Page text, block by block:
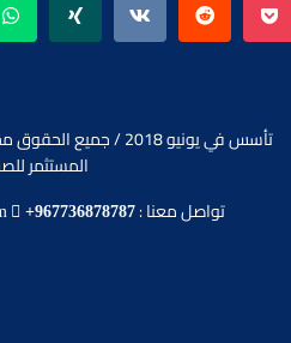
تأسس في يونيو 2018 /
المستثمر
تواصل معنا : +967736878787